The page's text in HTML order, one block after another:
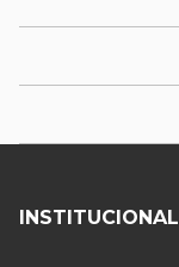
INSTITUCIONAL